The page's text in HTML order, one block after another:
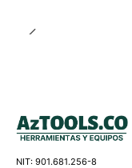
NIT: 901.681.256-8